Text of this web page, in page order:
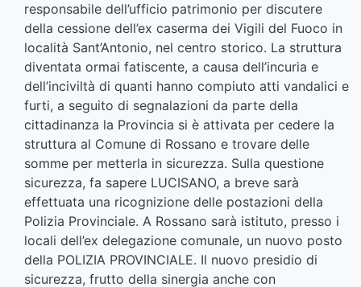
responsabile dell’ufficio patrimonio per discutere
della cessione dell’ex caserma dei Vigili del Fuoco in
località Sant’Antonio, nel centro storico. La struttura
diventata ormai fatiscente, a causa dell’incuria e
dell’inciviltà di quanti hanno compiuto atti vandalici e
furti, a seguito di segnalazioni da parte della
cittadinanza la Provincia si è attivata per cedere la
struttura al Comune di Rossano e trovare delle
somme per metterla in sicurezza. Sulla questione
sicurezza, fa sapere LUCISANO, a breve sarà
effettuata una ricognizione delle postazioni della
Polizia Provinciale. A Rossano sarà istituto, presso i
locali dell’ex delegazione comunale, un nuovo posto
della POLIZIA PROVINCIALE. Il nuovo presidio di
sicurezza, frutto della sinergia anche con